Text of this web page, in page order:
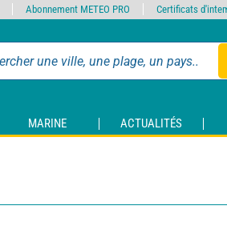
MARINE ACTUALITÉS
Abonnement METEO PRO Certificats